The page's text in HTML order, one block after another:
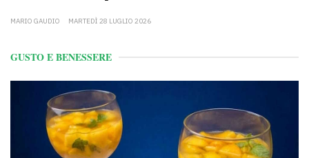
MARIO GAUDIO MARTEDÌ 28 LUGLIO 2026
GUSTO E BENESSERE